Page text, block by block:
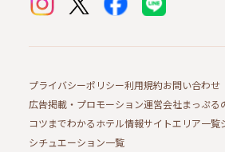
プライバシーポリシー利用規約お問い合わせ
広告掲載・プロモーション運営会社まっぷる
コツまでわかるホテル情報サイトエリア一覧
シチュエーション一覧